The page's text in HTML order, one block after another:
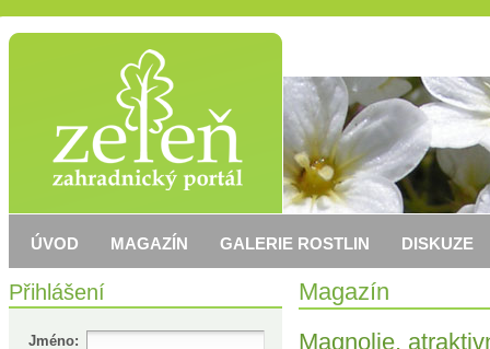
Magazín
Magnolie,
Přihlášení
Jméno:
ÚVOD MAGAZÍN GALERIE ROSTLIN DISKUZE